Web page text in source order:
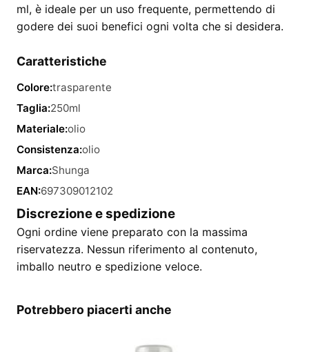
ml, è ideale per un uso frequente, permettendo di
godere dei suoi benefici ogni volta che si desidera.
Caratteristiche
Colore:trasparente
Taglia:250ml
Materiale:olio
Consistenza:olio
Marca:Shunga
EAN:697309012102
Discrezione e spedizione
Ogni ordine viene preparato con la massima
riservatezza. Nessun riferimento al contenuto,
imballo neutro e spedizione veloce.
Potrebbero piacerti anche